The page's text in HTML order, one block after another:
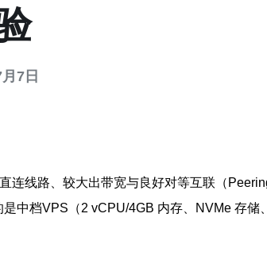
7日
连线路、较大出带宽与良好对等互联（
中档VPS（2 vCPU/4GB 内存、NVMe 存储